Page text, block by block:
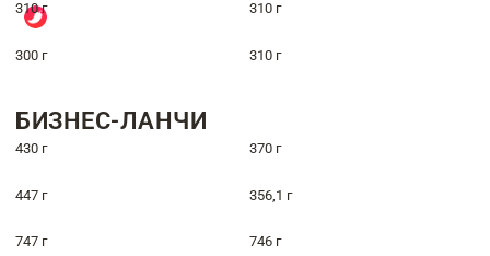
310 г 310 г
300 г 310 г
БИЗНЕС-ЛАНЧИ
430 г 370 г
447 г 356,1 г
747 г 746 г